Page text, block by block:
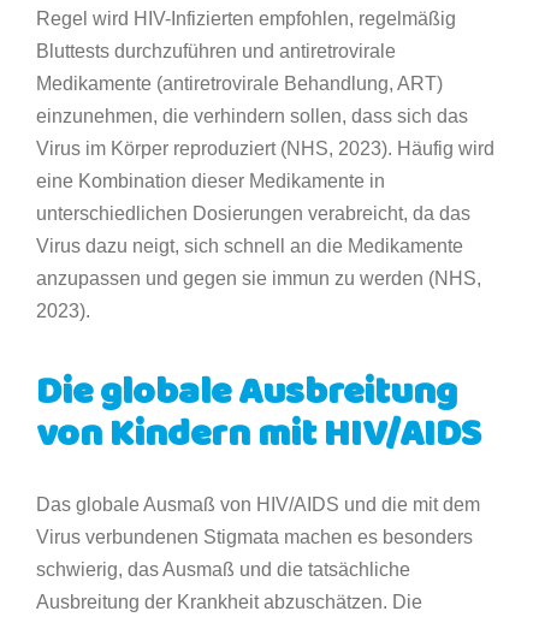
Regel wird HIV-Infizierten empfohlen, regelmäßig
Bluttests durchzuführen und antiretrovirale
Medikamente (antiretrovirale Behandlung, ART)
einzunehmen, die verhindern sollen, dass sich das
Virus im Körper reproduziert (NHS, 2023). Häufig wird
eine Kombination dieser Medikamente in
unterschiedlichen Dosierungen verabreicht, da das
Virus dazu neigt, sich schnell an die Medikamente
anzupassen und gegen sie immun zu werden (NHS,
2023).
Die globale Ausbreitung
von Kindern mit HIV/AIDS
Das globale Ausmaß von HIV/AIDS und die mit dem
Virus verbundenen Stigmata machen es besonders
schwierig, das Ausmaß und die tatsächliche
Ausbreitung der Krankheit abzuschätzen. Die